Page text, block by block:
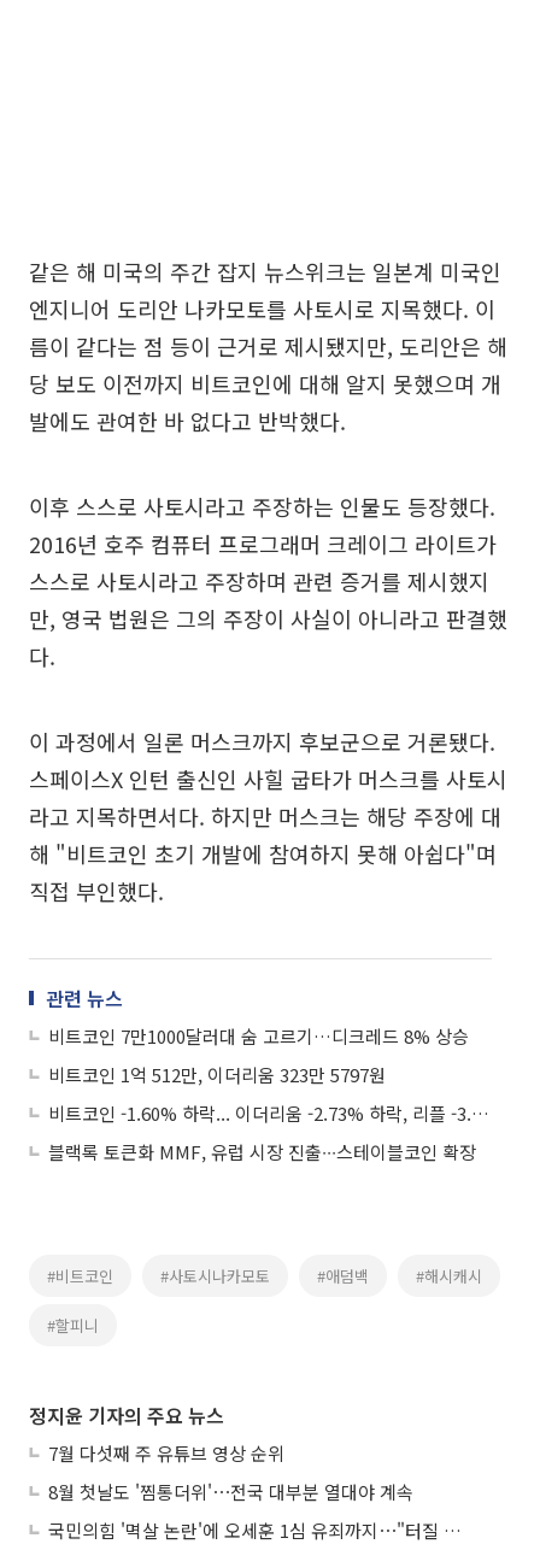
같은 해 미국의 주간 잡지 뉴스위크는 일본계 미국인
엔지니어 도리안 나카모토를 사토시로 지목했다. 이
름이 같다는 점 등이 근거로 제시됐지만, 도리안은 해
당 보도 이전까지 비트코인에 대해 알지 못했으며 개
발에도 관여한 바 없다고 반박했다.
이후 스스로 사토시라고 주장하는 인물도 등장했다.
2016년 호주 컴퓨터 프로그래머 크레이그 라이트가
스스로 사토시라고 주장하며 관련 증거를 제시했지
만, 영국 법원은 그의 주장이 사실이 아니라고 판결했
다.
이 과정에서 일론 머스크까지 후보군으로 거론됐다.
스페이스X 인턴 출신인 사힐 굽타가 머스크를 사토시
라고 지목하면서다. 하지만 머스크는 해당 주장에 대
해 "비트코인 초기 개발에 참여하지 못해 아쉽다"며
직접 부인했다.
관련 뉴스
비트코인 7만1000달러대 숨 고르기…디크레드 8% 상승
비트코인 1억 512만, 이더리움 323만 5797원
비트코인 -1.60% 하락... 이더리움 -2.73% 하락, 리플 -3.41% 하락
블랙록 토큰화 MMF, 유럽 시장 진출∙∙∙스테이블코인 확장
#비트코인 #사토시나카모토 #애덤백 #해시캐시
#할피니
정지윤 기자의 주요 뉴스
7월 다섯째 주 유튜브 영상 순위
8월 첫날도 '찜통더위'⋯전국 대부분 열대야 계속
국민의힘 '멱살 논란'에 오세훈 1심 유죄까지⋯"터질 게 터졌다"